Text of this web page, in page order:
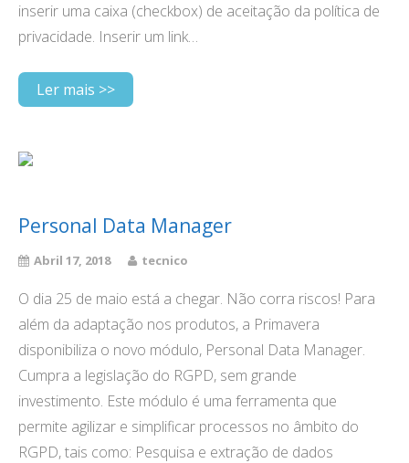
inserir uma caixa (checkbox) de aceitação da política de
privacidade. Inserir um link…
Ler mais >>
Personal Data Manager
Abril 17, 2018 tecnico
O dia 25 de maio está a chegar. Não corra riscos! Para
além da adaptação nos produtos, a Primavera
disponibiliza o novo módulo, Personal Data Manager.
Cumpra a legislação do RGPD, sem grande
investimento. Este módulo é uma ferramenta que
permite agilizar e simplificar processos no âmbito do
RGPD, tais como: Pesquisa e extração de dados